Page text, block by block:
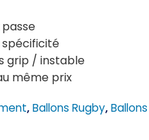
spécificité
grip / instable
même prix
,Ballons Rugby,